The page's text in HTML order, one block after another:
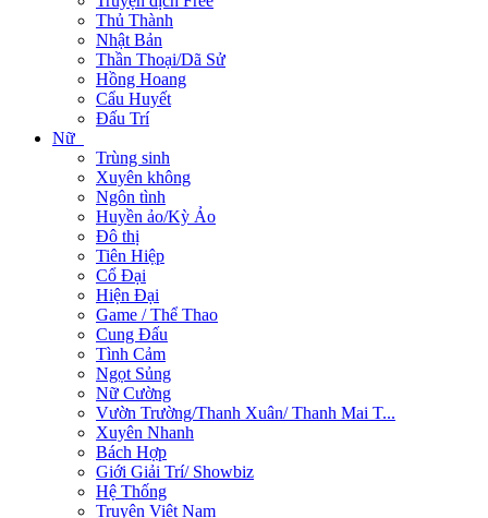
Thủ Thành
Nhật Bản
Thần Thoại/Dã Sử
Hồng Hoang
Cẩu Huyết
Đấu Trí
Nữ
Trùng sinh
Xuyên không
Ngôn tình
Huyền ảo/Kỳ Ảo
Đô thị
Tiên Hiệp
Cổ Đại
Hiện Đại
Game / Thể Thao
Cung Đấu
Tình Cảm
Ngọt Sủng
Nữ Cường
Vườn Trường/Thanh Xuân/ Thanh Mai T...
Xuyên Nhanh
Bách Hợp
Giới Giải Trí/ Showbiz
Hệ Thống
Truyện Việt Nam